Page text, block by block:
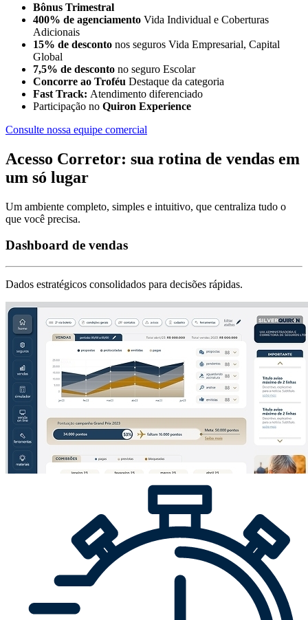
Bônus Trimestral
400% de agenciamento Vida Individual e Coberturas
Adicionais
15% de desconto nos seguros Vida Empresarial, Capital
Global
7,5% de desconto no seguro Escolar
Concorre ao Troféu Destaque da categoria
Fast Track: Atendimento diferenciado
Participação no Quiron Experience
Consulte nossa equipe comercial
Acesso Corretor: sua rotina de vendas em
um só lugar
Um ambiente completo, simples e intuitivo, que centraliza tudo o
que você precisa.
Dashboard de vendas
Dados estratégicos consolidados para decisões rápidas.